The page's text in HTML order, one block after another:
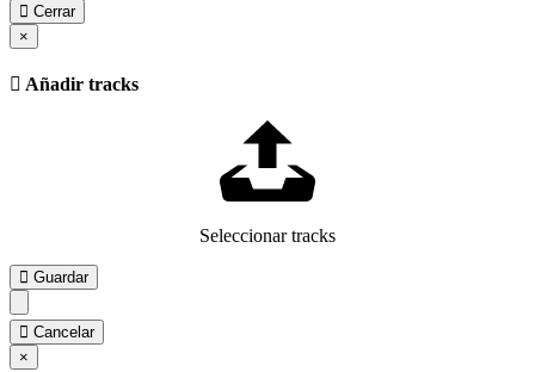
Cerrar
×
Añadir tracks
Seleccionar tracks
Guardar
Cancelar
×